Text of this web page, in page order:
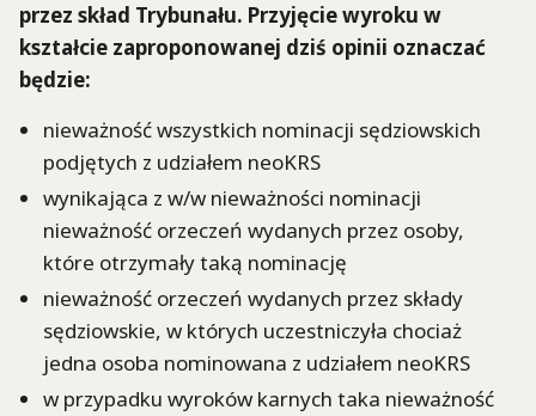
przez skład Trybunału. Przyjęcie wyroku w
kształcie zaproponowanej dziś opinii oznaczać
będzie:
nieważność wszystkich nominacji sędziowskich
podjętych z udziałem neoKRS
wynikająca z w/w nieważności nominacji
nieważność orzeczeń wydanych przez osoby,
które otrzymały taką nominację
nieważność orzeczeń wydanych przez składy
sędziowskie, w których uczestniczyła chociaż
jedna osoba nominowana z udziałem neoKRS
w przypadku wyroków karnych taka nieważność